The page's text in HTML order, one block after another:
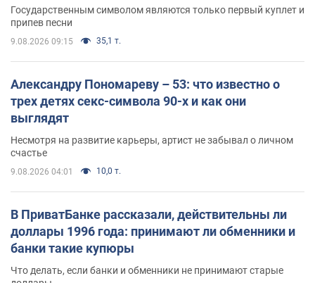
Государственным символом являются только первый куплет и
припев песни
9.08.2026 09:15 35,1 т.
Александру Пономареву – 53: что известно о
трех детях секс-символа 90-х и как они
выглядят
Несмотря на развитие карьеры, артист не забывал о личном
счастье
9.08.2026 04:01 10,0 т.
В ПриватБанке рассказали, действительны ли
доллары 1996 года: принимают ли обменники и
банки такие купюры
Что делать, если банки и обменники не принимают старые